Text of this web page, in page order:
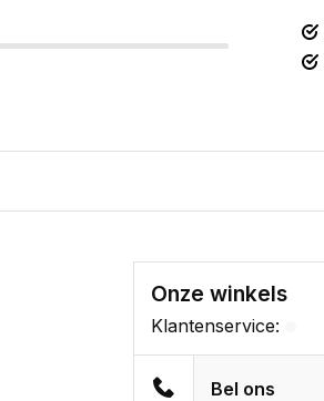
Onze winkels
Klantenservice:
Bel ons